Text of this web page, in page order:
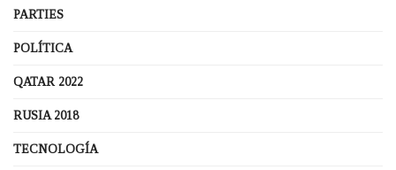
PARTIES
POLÍTICA
QATAR 2022
RUSIA 2018
TECNOLOGÍA